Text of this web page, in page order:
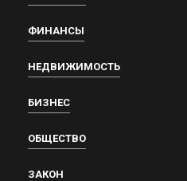
ФИНАНСЫ
НЕДВИЖИМОСТЬ
БИЗНЕС
ОБЩЕСТВО
ЗАКОН